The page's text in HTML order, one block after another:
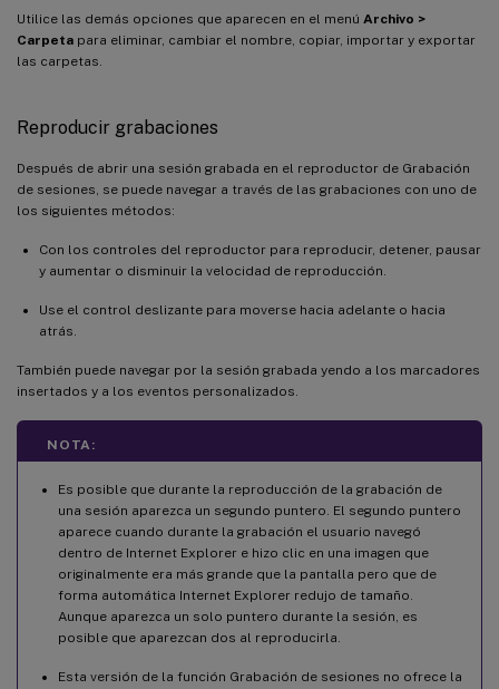
Utilice las demás opciones que aparecen en el menú Archivo >
Carpeta para eliminar, cambiar el nombre, copiar, importar y exportar
las carpetas.
Reproducir grabaciones
Después de abrir una sesión grabada en el reproductor de Grabación
de sesiones, se puede navegar a través de las grabaciones con uno de
los siguientes métodos:
Con los controles del reproductor para reproducir, detener, pausar
y aumentar o disminuir la velocidad de reproducción.
Use el control deslizante para moverse hacia adelante o hacia
atrás.
También puede navegar por la sesión grabada yendo a los marcadores
insertados y a los eventos personalizados.
NOTA:
Es posible que durante la reproducción de la grabación de
una sesión aparezca un segundo puntero. El segundo puntero
aparece cuando durante la grabación el usuario navegó
dentro de Internet Explorer e hizo clic en una imagen que
originalmente era más grande que la pantalla pero que de
forma automática Internet Explorer redujo de tamaño.
Aunque aparezca un solo puntero durante la sesión, es
posible que aparezcan dos al reproducirla.
Esta versión de la función Grabación de sesiones no ofrece la